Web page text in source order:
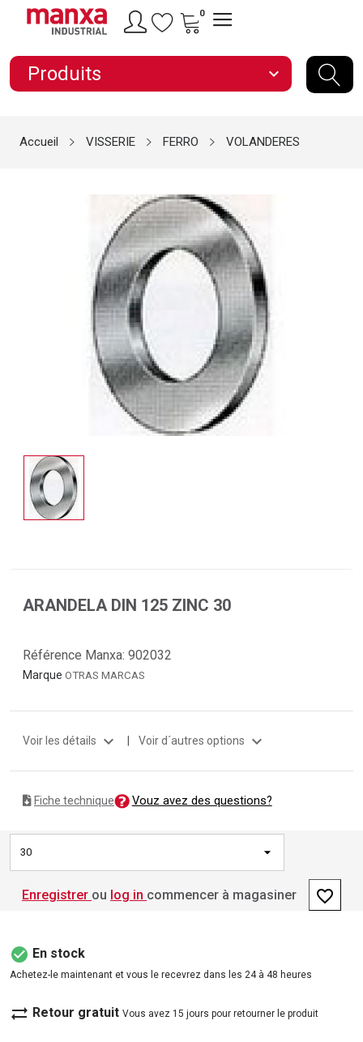
0
Produits expand_more
Accueil VISSERIE FERRO VOLANDERES
ARANDELA DIN 125 ZINC 30
Référence Manxa: 902032
Marque OTRAS MARCAS
Voir les détails expand_more | Voir d´autres options expand_more
Fiche technique Vouz avez des questions?
30
Enregistrer ou log in commencer à magasiner favorite_border
check_circle En stock
Achetez-le maintenant et vous le recevrez dans les 24 à 48 heures
sync_alt Retour gratuit Vous avez 15 jours pour retourner le produit